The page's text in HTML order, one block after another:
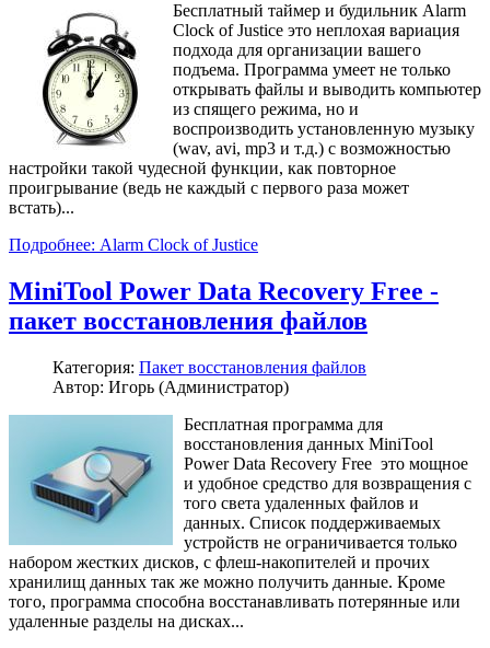
Бесплатный таймер и будильник Alarm
Clock of Justice это неплохая вариация
подхода для организации вашего
подъема. Программа умеет не только
открывать файлы и выводить компьютер
из спящего режима, но и
воспроизводить установленную музыку
(wav, avi, mp3 и т.д.) с возможностью
настройки такой чудесной функции, как повторное
проигрывание (ведь не каждый с первого раза может
встать)...
Подробнее: Alarm Clock of Justice
MiniTool Power Data Recovery Free -
пакет восстановления файлов
Категория: Пакет восстановления файлов
Автор: Игорь (Администратор)
Бесплатная программа для
восстановления данных MiniTool
Power Data Recovery Free это мощное
и удобное средство для возвращения с
того света удаленных файлов и
данных. Список поддерживаемых
устройств не ограничивается только
набором жестких дисков, с флеш-накопителей и прочих
хранилищ данных так же можно получить данные. Кроме
того, программа способна восстанавливать потерянные или
удаленные разделы на дисках...